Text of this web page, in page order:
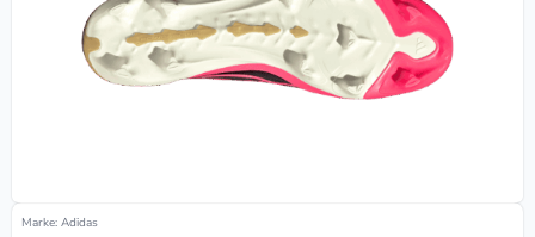
Marke: Adidas